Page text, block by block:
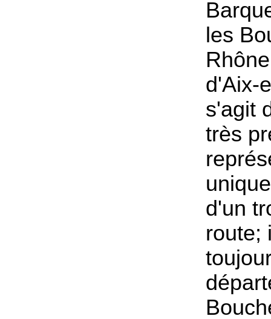
les
d'Aix-
s'agit
très
d'un
route;